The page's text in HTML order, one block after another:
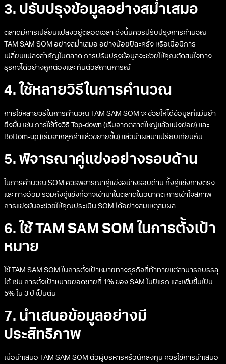
3. ปรับปรุงข้อมูลอย่างสม่ำเสมอ
ตลาดมีการเปลี่ยนแปลงอยู่ตลอดเวลา ดังนั้นควรปรับปรุงการคำนวณ
TAM SAM SOM อย่างสม่ำเสมอ อย่างน้อยปีละครั้ง หรือเมื่อมีการ
เปลี่ยนแปลงสำคัญในตลาด การปรับปรุงข้อมูลจะช่วยให้คุณตัดสินใจทาง
ธุรกิจได้อย่างถูกต้องและทันต่อสถานการณ์
4. ใช้หลายวิธีในการคำนวณ
การใช้หลายวิธีในการคำนวณ TAM SAM SOM จะช่วยให้ได้ข้อมูลที่แม่นยำ
ยิ่งขึ้น เช่น การใช้ทั้งวิธี Top-down (เริ่มจากตลาดใหญ่แล้วแบ่งย่อย) และ
Bottom-up (เริ่มจากลูกค้าแล้วขยายขึ้น) แล้วนำผลมาเปรียบเทียบกัน
5. พิจารณาคู่แข่งอย่างรอบด้าน
ในการคำนวณ SOM ควรพิจารณาคู่แข่งอย่างรอบด้าน ทั้งคู่แข่งทางตรง
และทางอ้อม รวมถึงคู่แข่งที่อาจเข้ามาในตลาดในอนาคต การเข้าใจสภาพ
การแข่งขันจะช่วยให้คุณประเมิน SOM ได้อย่างสมเหตุสมผล
6. ใช้ TAM SAM SOM ในการตั้งเป้า
หมาย
ใช้ TAM SAM SOM ในการตั้งเป้าหมายทางธุรกิจที่ท้าทายแต่สามารถบรรลุ
ได้ เช่น การตั้งเป้าหมายยอดขายที่ 1% ของ SAM ในปีแรก และเพิ่มขึ้นเป็น
5% ใน 3 ปี เป็นต้น
7. นำเสนอข้อมูลอย่างมี
ประสิทธิภาพ
เมื่อนำเสนอ TAM SAM SOM ต่อผู้บริหารหรือนักลงทุน ควรใช้การนำเสนอ